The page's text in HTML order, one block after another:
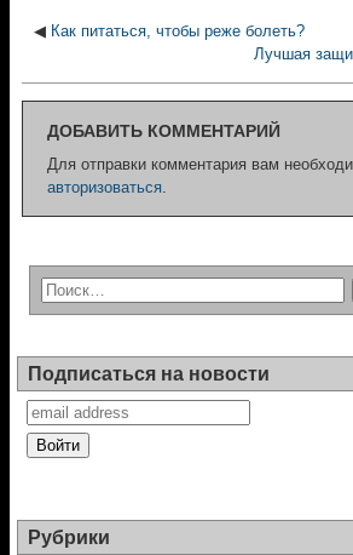
◀ Как питаться, чтобы реже болеть?
Лучшая
ДОБАВИТЬ КОММЕНТАРИЙ
Для отправки комментария вам
авторизоваться.
Подписаться на новости
Рубрики